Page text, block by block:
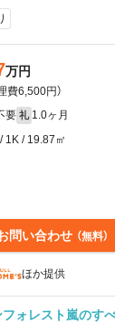
万円
費6,500円）
要 礼 1.0ヶ月
1K / 19.87㎡
問い合わせ （無料）
ほか提供
ォレスト嵐のす